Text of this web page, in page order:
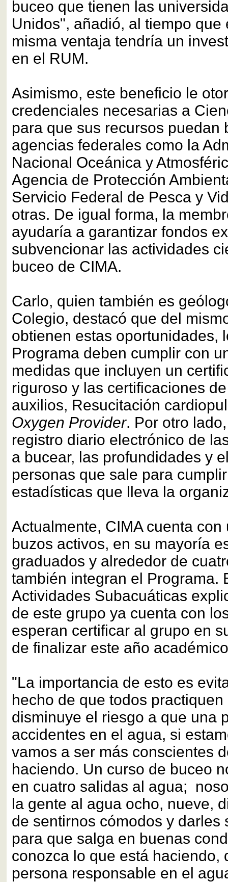
buceo que tienen las
Unidos", añadió, al tiempo que
misma ventaja tendría un
en el RUM.
Asimismo, este beneficio le
credenciales necesarias a
para que sus recursos puedan
agencias federales como la
Nacional Oceánica y
Agencia de Protección
Servicio Federal de Pesca y
otras. De igual forma, la
ayudaría a garantizar fondos
subvencionar las actividades
buceo de CIMA.
Carlo, quien también es
Colegio, destacó que del
obtienen estas oportunidades,
Programa deben cumplir con
medidas que incluyen un
riguroso y las certificaciones
auxilios, Resucitación
Oxygen Provider. Por otro
registro diario electrónico de
a bucear, las profundidades y
personas que sale para
estadísticas que lleva la
Actualmente, CIMA cuenta
buzos activos, en su mayoría
graduados y alrededor de
también integran el Programa.
Actividades Subacuáticas
de este grupo ya cuenta con
esperan certificar al grupo en
de finalizar este año
"La importancia de esto es
hecho de que todos
disminuye el riesgo a que una
accidentes en el agua, si
vamos a ser más conscientes
haciendo. Un curso de buceo
en cuatro salidas al agua;
la gente al agua ocho, nueve,
de sentirnos cómodos y darles
para que salga en buenas
conozca lo que está haciendo,
persona responsable en el